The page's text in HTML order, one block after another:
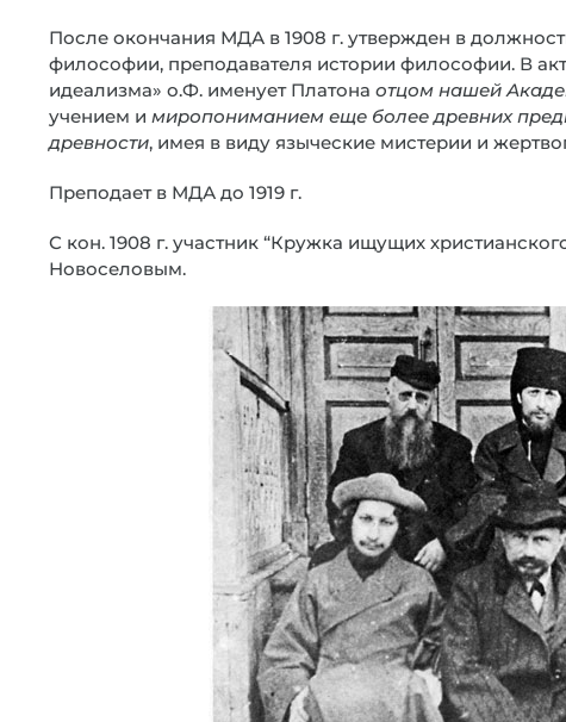
После окончания МДА в 1908 г. утвержден в
философии, преподавателя истории философии. В
идеализма» о.Ф. именует Платона отцом нашей
учением и миропониманием еще более древних
древности, имея в виду языческие мистерии и
Преподает в МДА до 1919 г.
С кон. 1908 г. участник “Кружка ищущих
Новоселовым.